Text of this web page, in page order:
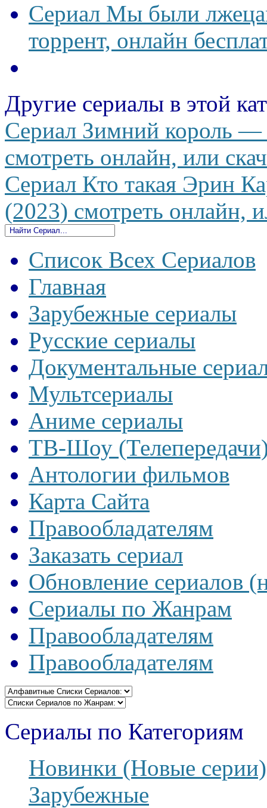
Сериал Мы были
торрент, онлайн
Другие сериалы в этой
Сериал Зимний король
смотреть онлайн, или
Сериал Кто такая Эрин
(2023) смотреть онлайн,
Список Всех Сериалов
Главная
Зарубежные сериалы
Русские сериалы
Документальные
Мультсериалы
Аниме сериалы
ТВ-Шоу
Антологии фильмов
Карта Сайта
Правообладателям
Заказать сериал
Обновление сериалов
Сериалы по Жанрам
Правообладателям
Правообладателям
Сериалы по Категориям
Новинки (Новые серии)
Зарубежные